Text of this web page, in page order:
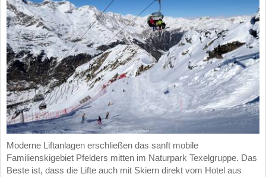
Moderne Liftanlagen erschließen das sanft mobile
Familienskigebiet Pfelders mitten im Naturpark Texelgruppe. Das
Beste ist, dass die Lifte auch mit Skiern direkt vom Hotel aus